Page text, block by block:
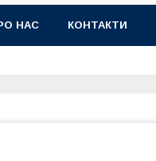
НАС КОНТАКТИ